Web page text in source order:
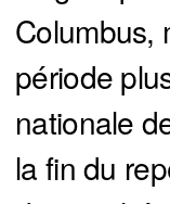
Columbus,
période
nationale
la fin du